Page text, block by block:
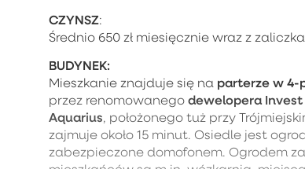
CZYNSZ:
Średnio 650 zł miesięcznie wraz z
BUDYNEK:
Mieszkanie znajduje się na parterze w
przez renomowanego dewelopera
Aquarius, położonego tuż przy
zajmuje około 15 minut. Osiedle jest
zabezpieczone domofonem. Ogrodem